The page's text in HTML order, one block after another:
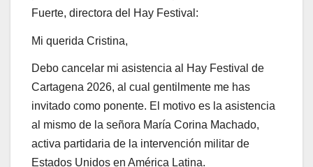
Fuerte, directora del Hay Festival:
Mi querida Cristina,
Debo cancelar mi asistencia al Hay Festival de
Cartagena 2026, al cual gentilmente me has
invitado como ponente. El motivo es la asistencia
al mismo de la señora María Corina Machado,
activa partidaria de la intervención militar de
Estados Unidos en América Latina.